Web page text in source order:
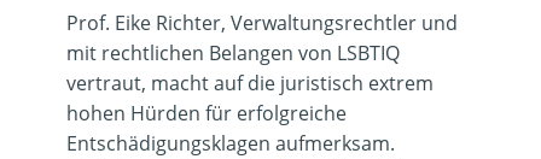
Prof. Eike Richter, Verwaltungsrechtler und
mit rechtlichen Belangen von LSBTIQ
vertraut, macht auf die juristisch extrem
hohen Hürden für erfolgreiche
Entschädigungsklagen aufmerksam.